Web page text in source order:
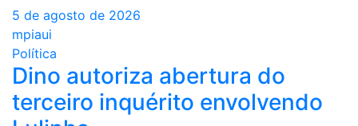
5 de agosto de 2026
mpiaui
Política
Dino autoriza abertura do
terceiro inquérito envolvendo